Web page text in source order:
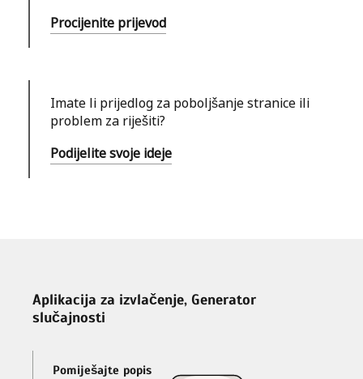
Procijenite prijevod
Imate li prijedlog za poboljšanje stranice ili
problem za riješiti?
Podijelite svoje ideje
Aplikacija za izvlačenje, Generator
slučajnosti
Pomiješajte popis